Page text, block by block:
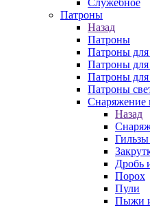
Служебное
Патроны
Назад
Патроны
Патроны для
Патроны
Патроны
Патроны
Снаряжение
Назад
Дробь
Порох
Пули
Пыжи